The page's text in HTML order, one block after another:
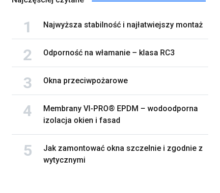
Najwyższa stabilność i najłatwiejszy montaż
Odporność na włamanie – klasa RC3
Okna przeciwpożarowe
Membrany VI-PRO® EPDM – wodoodporna
izolacja okien i fasad
Jak zamontować okna szczelnie i zgodnie z
wytycznymi